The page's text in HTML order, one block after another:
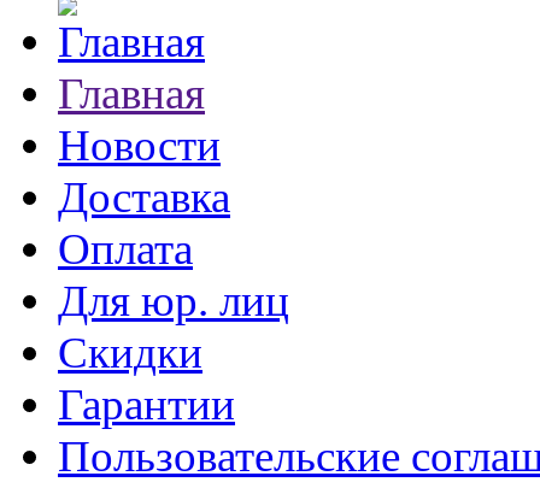
Главная
Новости
Доставка
Оплата
Для юр. лиц
Скидки
Гарантии
Пользовательские